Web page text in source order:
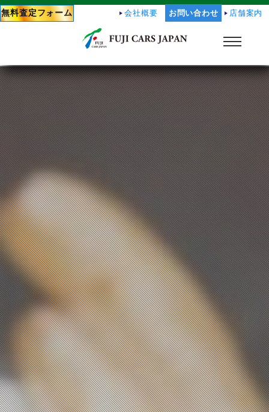
会社概要 お問い合わせ 店舗案内
無料査定フォーム